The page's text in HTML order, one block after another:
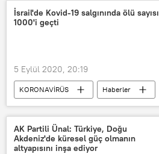
İsrail'de Kovid-19 salgınında ölü sayısı
1000'i geçti
5 Eylül 2020, 20:19
KORONAVİRÜS
Haberler
Ortadoğu
DÜNYA
İsrail
Koronavirüs
Kovid-19
Benyamin Netanyahu
AK Partili Ünal: Türkiye, Doğu
Akdeniz'de küresel güç olmanın
altyapısını inşa ediyor